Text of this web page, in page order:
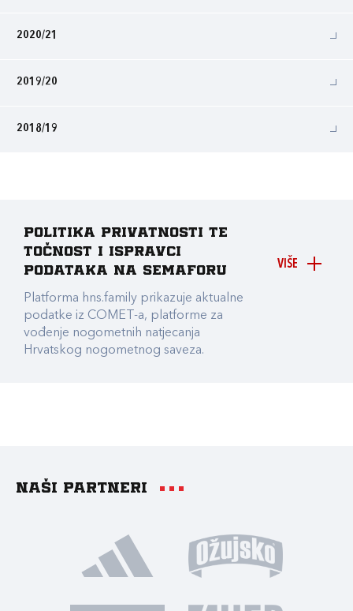
2020/21
2019/20
2018/19
VIŠE
Politika privatnosti te
točnost i ispravci
podataka na Semaforu
Platforma hns.family prikazuje aktualne
podatke iz COMET-a, platforme za
vođenje nogometnih natjecanja
Hrvatskog nogometnog saveza.
Naši partneri